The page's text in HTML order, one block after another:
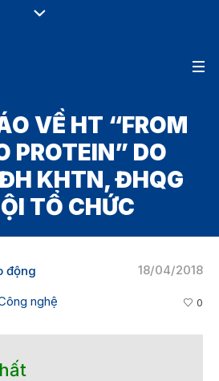
VỀ HT “FROM
PROTEIN” DO
KHTN, ĐHQG
TỔ CHỨC
18/04/2018
động
nghệ 0